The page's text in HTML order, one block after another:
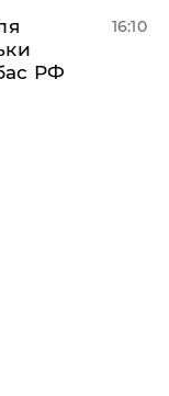
РФ
16:10